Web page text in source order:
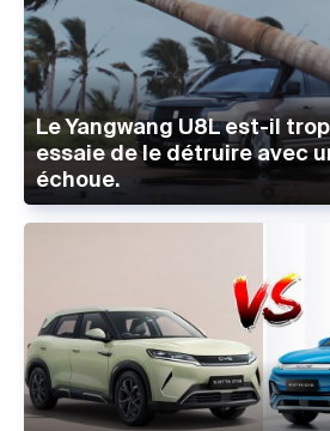
Le Yangwang U8L est-il
essaie de le détruire avec
échoue.